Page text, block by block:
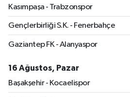
Kasımpaşa - Trabzonspor
Gençlerbirliği S.K. - Fenerbahçe
Gaziantep FK - Alanyaspor
16 Ağustos, Pazar
Başakşehir - Kocaelispor